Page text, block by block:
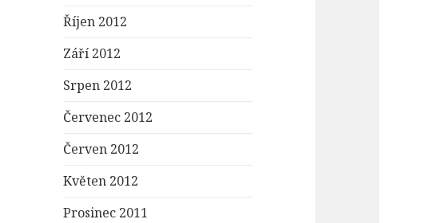
Říjen 2012
Září 2012
Srpen 2012
Červenec 2012
Červen 2012
Květen 2012
Prosinec 2011